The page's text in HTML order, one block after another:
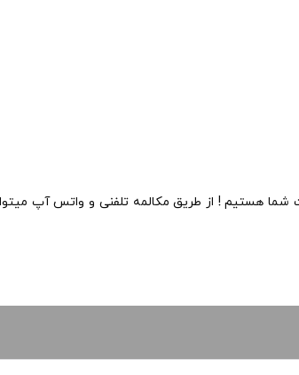
شما هستیم ! از طریق مکالمه تلفنی و واتس آپ